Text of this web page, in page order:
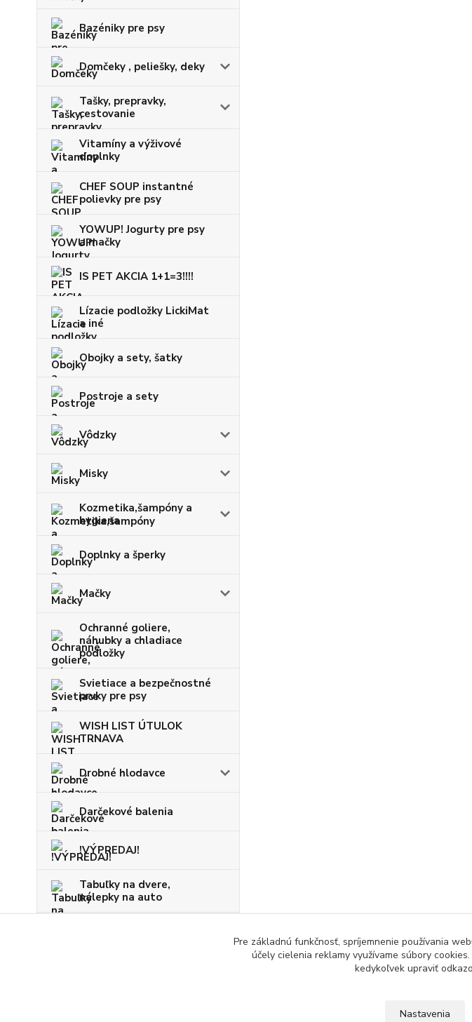
Bazéniky pre psy
Domčeky , peliešky, deky
Tašky, prepravky,
cestovanie
Vitamíny a výživové
doplnky
CHEF SOUP instantné
polievky pre psy
YOWUP! Jogurty pre psy
a mačky
IS PET AKCIA 1+1=3!!!!
Lízacie podložky LickiMat
a iné
Obojky a sety, šatky
Postroje a sety
Vôdzky
Misky
Kozmetika,šampóny a
hygiena
Doplnky a šperky
Mačky
Ochranné goliere,
náhubky a chladiace
podložky
Svietiace a bezpečnostné
prvky pre psy
WISH LIST ÚTULOK
TRNAVA
Drobné hlodavce
Darčekové balenia
!VÝPREDAJ!
Tabuľky na dvere,
nálepky na auto
Pre základnú funkčnosť, spríjemnenie používania
účely cielenia reklamy využívame súbory
kedykoľvek upraviť
Nastavenia